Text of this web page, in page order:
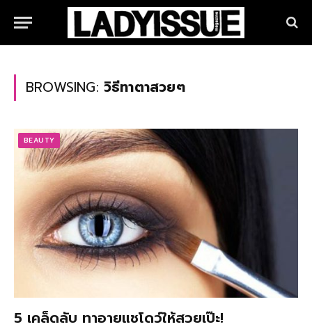
BROWSING: วิธีทาตาสวยๆ
BEAUTY
5 เคล็ดลับ ทาอายแชโดว์ให้สวยเป๊ะ!